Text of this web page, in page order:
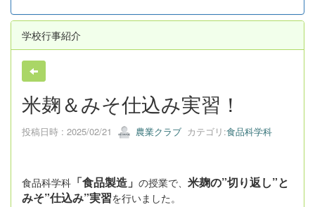
学校行事紹介
米麹＆みそ仕込み実習！
投稿日時 : 2025/02/21 農業クラブ カテゴリ:食品科学科
食品科学科 「食品製造」 の授業で、 米麹の”切り返し”と
みそ”仕込み”実習を行いました。